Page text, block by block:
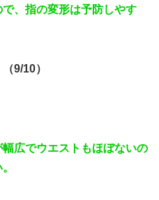
、指の変形は予防しやす
9/10）
広でウエストもほぼないの